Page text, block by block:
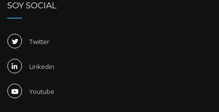
SOY SOCIAL
Twitter
Linkedin
Youtube